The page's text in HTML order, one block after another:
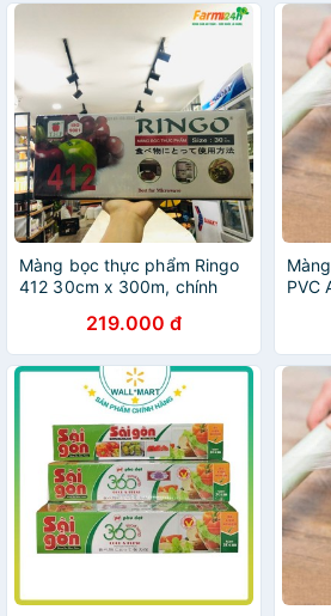
Màng bọc thực phẩm Ringo
412 30cm x 300m, chính
suốt, bám dính dùng được lò
vi sóng
219.000 đ
PVC
sóng